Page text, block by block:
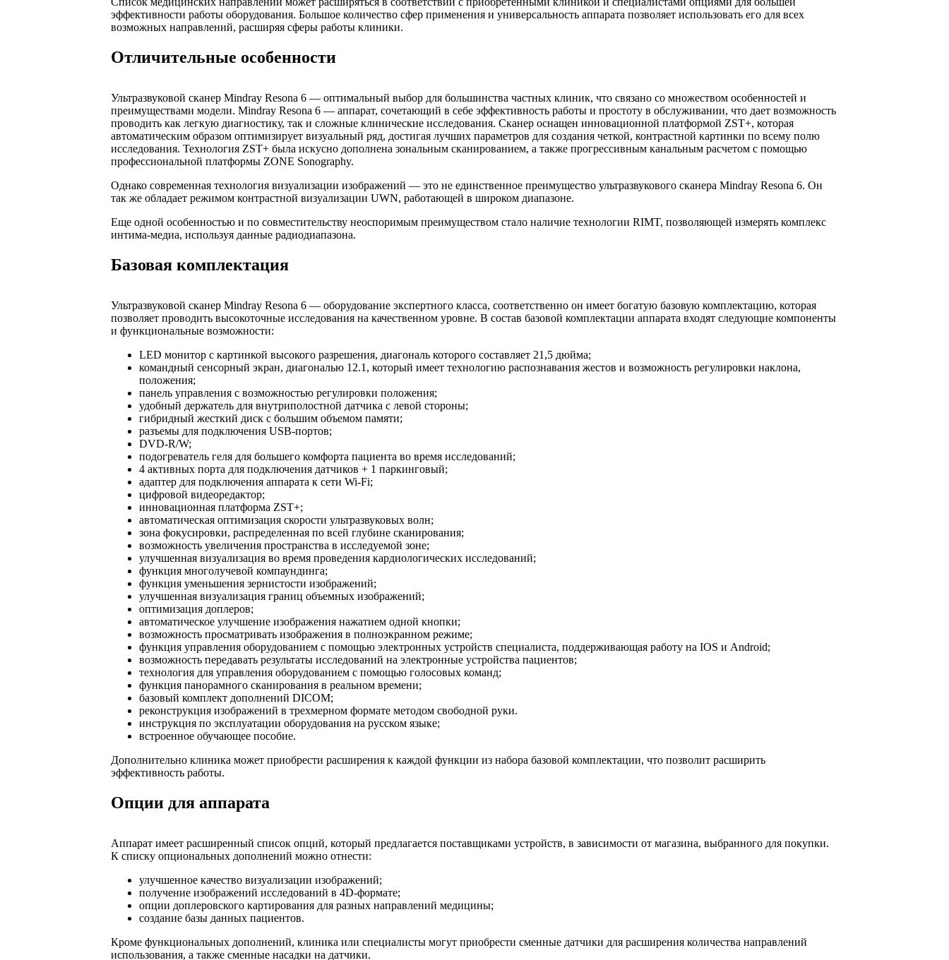
эффективности работы оборудования. Большое количество сфер применения и универсальность аппарата позволяет использовать его для всех
возможных направлений, расширяя сферы работы клиники.
Отличительные особенности
Ультразвуковой сканер Mindray Resona 6 — оптимальный выбор для большинства частных клиник, что связано со множеством особенностей и
преимуществами модели. Mindray Resona 6 — аппарат, сочетающий в себе эффективность работы и простоту в обслуживании, что дает возможность
проводить как легкую диагностику, так и сложные клинические исследования. Сканер оснащен инновационной платформой ZST+, которая
автоматическим образом оптимизирует визуальный ряд, достигая лучших параметров для создания четкой, контрастной картинки по всему полю
исследования. Технология ZST+ была искусно дополнена зональным сканированием, а также прогрессивным канальным расчетом с помощью
профессиональной платформы ZONE Sonography.
Однако современная технология визуализации изображений — это не единственное преимущество ультразвукового сканера Mindray Resona 6. Он
так же обладает режимом контрастной визуализации UWN, работающей в широком диапазоне.
Еще одной особенностью и по совместительству неоспоримым преимуществом стало наличие технологии RIMT, позволяющей измерять комплекс
интима-медиа, используя данные радиодиапазона.
Базовая комплектация
Ультразвуковой сканер Mindray Resona 6 — оборудование экспертного класса, соответственно он имеет богатую базовую комплектацию, которая
позволяет проводить высокоточные исследования на качественном уровне. В состав базовой комплектации аппарата входят следующие компоненты
и функциональные возможности:
LED монитор с картинкой высокого разрешения, диагональ которого составляет 21,5 дюйма;
командный сенсорный экран, диагональю 12.1, который имеет технологию распознавания жестов и возможность регулировки наклона,
положения;
панель управления с возможностью регулировки положения;
удобный держатель для внутриполостной датчика с левой стороны;
гибридный жесткий диск с большим объемом памяти;
разъемы для подключения USB-портов;
DVD-R/W;
подогреватель геля для большего комфорта пациента во время исследований;
4 активных порта для подключения датчиков + 1 паркинговый;
адаптер для подключения аппарата к сети Wi-Fi;
цифровой видеоредактор;
инновационная платформа ZST+;
автоматическая оптимизация скорости ультразвуковых волн;
зона фокусировки, распределенная по всей глубине сканирования;
возможность увеличения пространства в исследуемой зоне;
улучшенная визуализация во время проведения кардиологических исследований;
функция многолучевой компаундинга;
функция уменьшения зернистости изображений;
улучшенная визуализация границ объемных изображений;
оптимизация доплеров;
автоматическое улучшение изображения нажатием одной кнопки;
возможность просматривать изображения в полноэкранном режиме;
функция управления оборудованием с помощью электронных устройств специалиста, поддерживающая работу на IOS и Android;
возможность передавать результаты исследований на электронные устройства пациентов;
технология для управления оборудованием с помощью голосовых команд;
функция панорамного сканирования в реальном времени;
базовый комплект дополнений DICOM;
реконструкция изображений в трехмерном формате методом свободной руки.
инструкция по эксплуатации оборудования на русском языке;
встроенное обучающее пособие.
Дополнительно клиника может приобрести расширения к каждой функции из набора базовой комплектации, что позволит расширить
эффективность работы.
Опции для аппарата
Аппарат имеет расширенный список опций, который предлагается поставщиками устройств, в зависимости от магазина, выбранного для покупки.
К списку опциональных дополнений можно отнести:
улучшенное качество визуализации изображений;
получение изображений исследований в 4D-формате;
опции доплеровского картирования для разных направлений медицины;
создание базы данных пациентов.
Кроме функциональных дополнений, клиника или специалисты могут приобрести сменные датчики для расширения количества направлений
использования, а также сменные насадки на датчики.